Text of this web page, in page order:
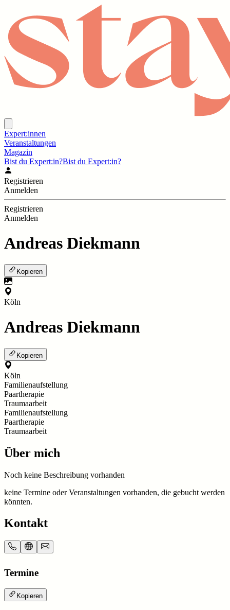
Expert:innen
Veranstaltungen
Magazin
Bist du Expert:in?Bist du Expert:in?
Registrieren
Anmelden
Registrieren
Anmelden
Andreas Diekmann
Kopieren
Köln
Andreas Diekmann
Kopieren
Köln
Familienaufstellung
Paartherapie
Traumaarbeit
Familienaufstellung
Paartherapie
Traumaarbeit
Über mich
Noch keine Beschreibung vorhanden
keine Termine oder Veranstaltungen vorhanden, die gebucht werden
könnten.
Kontakt
Termine
Kopieren